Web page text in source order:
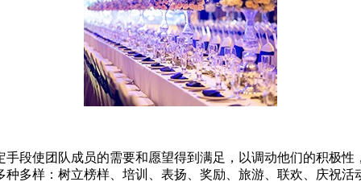
段使团队成员的需要和愿望得到满足，以调动他们的积极
多样：树立榜样、培训、表扬、奖励、旅游、联欢、庆祝